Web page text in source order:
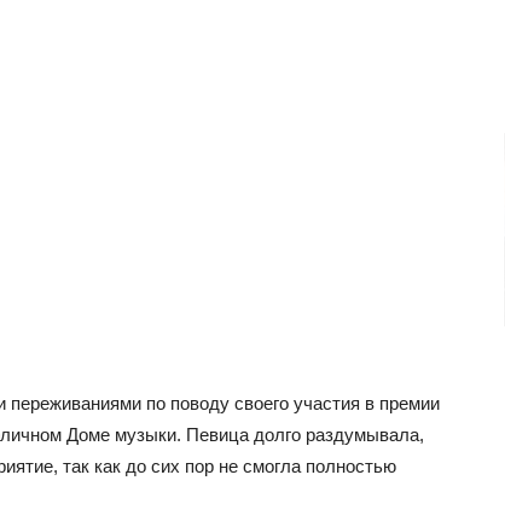
по поводу своего участия в премии
Доме музыки. Певица долго раздумывала,
так как до сих пор не смогла полностью